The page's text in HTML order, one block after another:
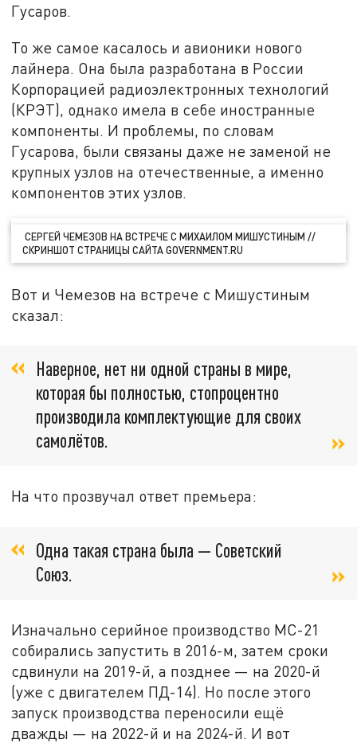
Гусаров.
То же самое касалось и авионики нового
лайнера. Она была разработана в России
Корпорацией радиоэлектронных технологий
(КРЭТ), однако имела в себе иностранные
компоненты. И проблемы, по словам
Гусарова, были связаны даже не заменой не
крупных узлов на отечественные, а именно
компонентов этих узлов.
СЕРГЕЙ ЧЕМЕЗОВ НА ВСТРЕЧЕ С МИХАИЛОМ МИШУСТИНЫМ //
СКРИНШОТ СТРАНИЦЫ САЙТА GOVERNMENT.RU
Вот и Чемезов на встрече с Мишустиным
сказал:
Наверное, нет ни одной страны в мире,
которая бы полностью, стопроцентно
производила комплектующие для своих
самолётов.
На что прозвучал ответ премьера:
Одна такая страна была — Советский
Союз.
Изначально серийное производство МС-21
собирались запустить в 2016-м, затем сроки
сдвинули на 2019-й, а позднее — на 2020-й
(уже с двигателем ПД-14). Но после этого
запуск производства переносили ещё
дважды — на 2022-й и на 2024-й. И вот